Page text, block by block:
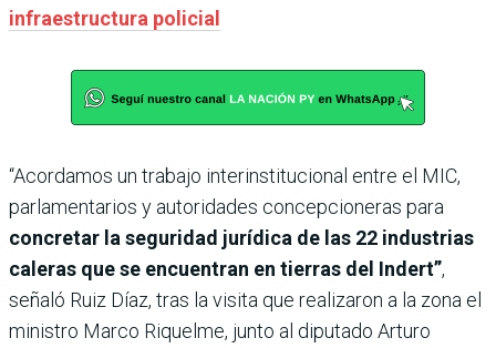
infraestructura policial
“Acordamos un trabajo interinstitucional entre el MIC,
parlamentarios y autoridades concepcioneras para
concretar la seguridad jurídica de las 22 industrias
caleras que se encuentran en tierras del Indert”,
señaló Ruiz Díaz, tras la visita que realizaron a la zona el
ministro Marco Riquelme, junto al diputado Arturo